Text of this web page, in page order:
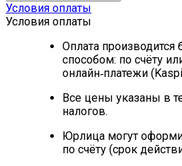
Условия оплаты
Условия оплаты
Оплата
способом: по счёту
онлайн‑платежи
Все цены указаны в
налогов.
Юрлица могут
по счёту (срок